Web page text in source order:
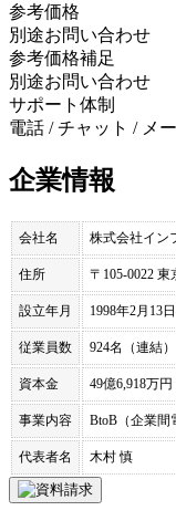
参考価格
別途お問い合わせ
参考価格補足
別途お問い合わせ
サポート体制
電話 / チャット / メ
企業情報
会社名 株式会社イン
住所 〒105-0022
設立年月 1998年2月13日
従業員数 924名（連結
資本金 49億6,918万円
事業内容 BtoB（企業間
代表者名 木村 慎